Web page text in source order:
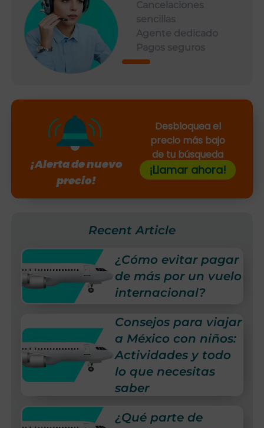
Cancelaciones
sencillas
Agente dedicado
Pagos seguros
¡Alerta de nuevo
precio!
Desbloquea el
precio más bajo
de tu búsqueda
¡Llamar ahora!
Recent Article
¿Cómo evitar pagar
de más por un vuelo
internacional?
Consejos para viajar
a México con niños:
Actividades y todo
lo que necesitas
saber
¿Qué parte de